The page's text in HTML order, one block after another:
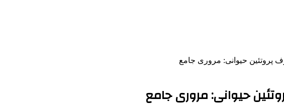
پروتئین حیوانی: مروری جامع
حیوانی: مروری جامع